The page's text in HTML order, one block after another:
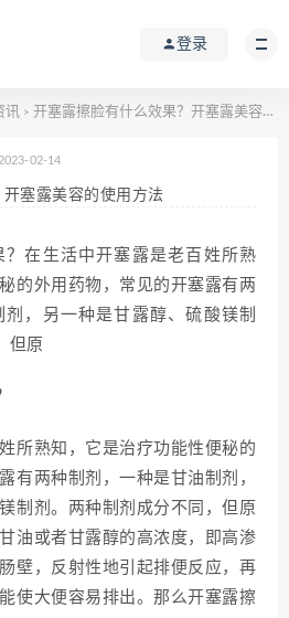
登录
讯 > 开塞露擦脸有什么效果？开塞露美容的使用方法
2023-02-14
塞露美容的使用方法
在生活中开塞露是老百姓所熟
的外用药物，常见的开塞露有两
，另一种是甘露醇、硫酸镁制
但原
所熟知，它是治疗功能性便秘的
有两种制剂，一种是甘油制剂，
制剂。两种制剂成分不同，但原
油或者甘露醇的高浓度，即高渗
壁，反射性地引起排便反应，再
使大便容易排出。那么开塞露擦